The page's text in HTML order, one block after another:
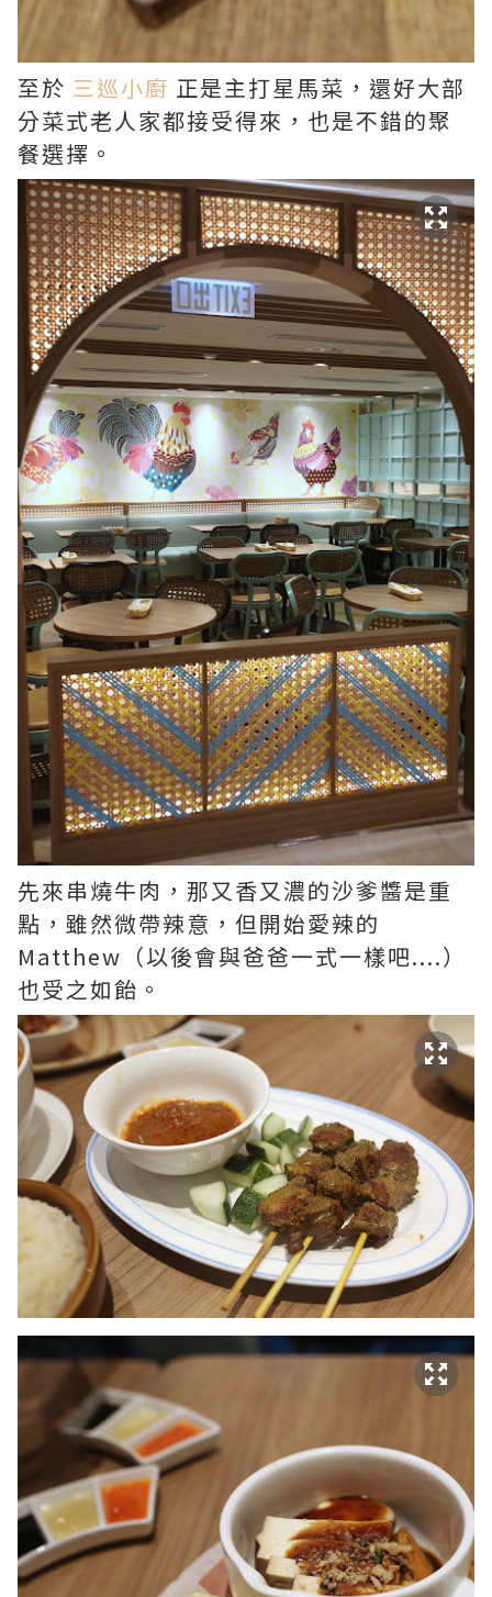
至於 三巡小廚 正是主打星馬菜，還好大部
分菜式老人家都接受得來，也是不錯的聚
餐選擇。
先來串燒牛肉，那又香又濃的沙爹醬是重
點，雖然微帶辣意，但開始愛辣的
Matthew（以後會與爸爸一式一樣吧....）
也受之如飴。